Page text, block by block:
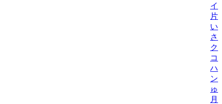
イ
片
い
さ
ク
コ
ハ
ン
ゅ
月